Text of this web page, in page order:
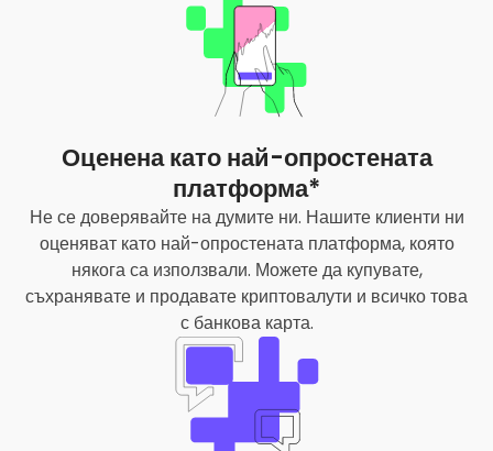
Оценена като най-опростената
платформа*
Не се доверявайте на думите ни. Нашите клиенти ни
оценяват като най-опростената платформа, която
някога са използвали. Можете да купувате,
съхранявате и продавате криптовалути и всичко това
с банкова карта.